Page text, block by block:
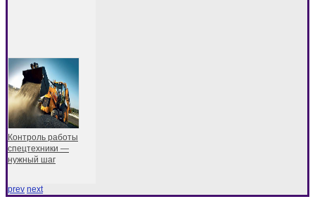
Контроль работы
спецтехники —
нужный шаг
prev next